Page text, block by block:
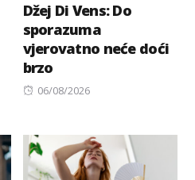
Džej Di Vens: Do
sporazuma
vjerovatno neće doći
brzo
Posted
06/08/2026